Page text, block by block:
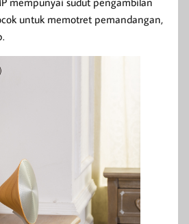
untuk memotret pemandangan,